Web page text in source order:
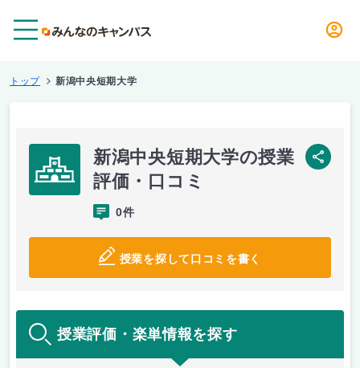
トップ 新潟中央短期大学
新潟中央短期大学の授業
評価・口コミ
0件
授業を探して口コミを書く
SNS
授業評価・楽単情報を探す